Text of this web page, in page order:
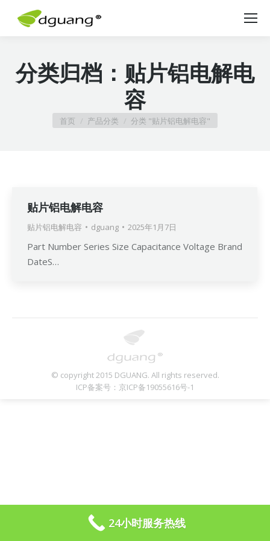
分类归档： 贴片铝电解电
容
您在这里：
首页 产品分类 分类 "贴片铝电解电容"
贴片铝电解电容
贴片铝电解电容 dguang 2025年1月7日
Part Number Series Size Capacitance Voltage Brand
DateS…
© copyright 2015 DGUANG. All rights reserved.
ICP备案号：京ICP备19055616号-1
24小时服务热线